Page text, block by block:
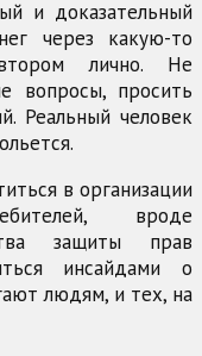
и доказательный
через какую-то
лично. Не
вопросы, просить
Реальный человек
в организации
вроде
защиты прав
инсайдами о
людям, и тех, на